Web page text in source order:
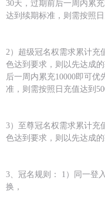
30天，过期前后一周内累
达到续期标准，则需按照
2）超级冠名权需求累计充
色达到要求，则以先达成
后一周内累充10000即可
准，则需按照日充值达到
3）至尊冠名权需求累计充
色达到要求，则以先达成
3、冠名规则： 1）同一登
换，